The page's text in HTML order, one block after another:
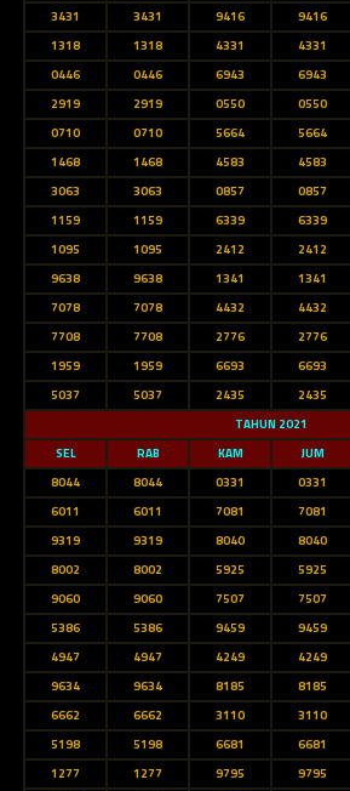
3431
3431 9416 9416
1318
1318 4331 4331
0446
0446 6943 6943
2919
2919 0550 0550
0710
0710 5664 5664
1468
1468 4583 4583
3063
3063 0857 0857
1159
1159 6339 6339
1095
1095 2412 2412
9638
9638 1341 1341
7078
7078 4432 4432
7708
7708 2776 2776
1959
1959 6693 6693
5037
5037 2435 2435
TAHUN 2021
SEL
RAB KAM JUM
8044
8044 0331 0331
6011
6011 7081 7081
9319
9319 8040 8040
8002
8002 5925 5925
9060
9060 7507 7507
5386
5386 9459 9459
4947
4947 4249 4249
9634
9634 8185 8185
6662
6662 3110 3110
5198
5198 6681 6681
1277
1277 9795 9795